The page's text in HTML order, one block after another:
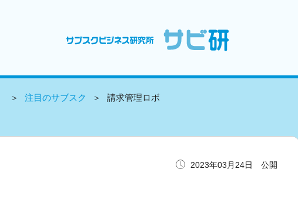
注目のサブスク 請求管理ロボ
2023年03月24日 公開